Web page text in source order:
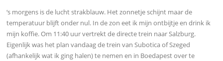
‘s morgens is de lucht strakblauw. Het zonnetje schijnt maar de
temperatuur blijft onder nul. In de zon eet ik mijn ontbijtje en drink ik
mijn koffie. Om 11:40 uur vertrekt de directe trein naar Salzburg.
Eigenlijk was het plan vandaag de trein van Subotica of Szeged
(afhankelijk wat ik ging halen) te nemen en in Boedapest over te